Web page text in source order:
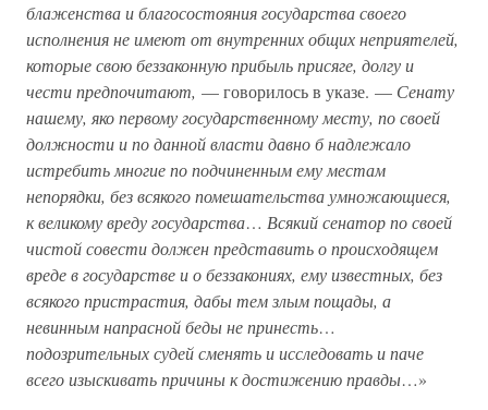
блаженства и благосостояния государства своего
исполнения не имеют от внутренних общих неприятелей,
которые свою беззаконную прибыль присяге, долгу и
чести предпочитают, — говорилось в указе. — Сенату
нашему, яко первому государственному месту, по своей
должности и по данной власти давно б надлежало
истребить многие по подчиненным ему местам
непорядки, без всякого помешательства умножающиеся,
к великому вреду государства… Всякий сенатор по своей
чистой совести должен представить о происходящем
вреде в государстве и о беззакониях, ему известных, без
всякого пристрастия, дабы тем злым пощады, а
невинным напрасной беды не принесть…
подозрительных судей сменять и исследовать и паче
всего изыскивать причины к достижению правды…»